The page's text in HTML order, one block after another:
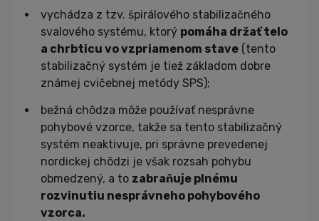
vychádza z tzv. špirálového stabilizačného
svalového systému, ktorý pomáha držať telo
a chrbticu vo vzpriamenom stave (tento
stabilizačný systém je tiež základom dobre
známej cvičebnej metódy SPS);
bežná chôdza môže používať nesprávne
pohybové vzorce, takže sa tento stabilizačný
systém neaktivuje, pri správne prevedenej
nordickej chôdzi je však rozsah pohybu
obmedzený, a to zabraňuje plnému
rozvinutiu nesprávneho pohybového
vzorca.